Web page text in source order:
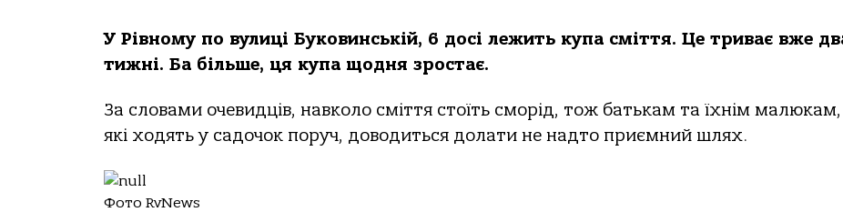
У Рівному по вулиці Буковинській, 6 досі лежить купа сміття. Це триває вже
тижні. Ба більше, ця купа щодня зростає.
За словами очевидців, навколо сміття стоїть сморід, тож батькам та їхнім малюкам,
які ходять у садочок поруч, доводиться долати не надто приємний шлях.
Фото RvNews